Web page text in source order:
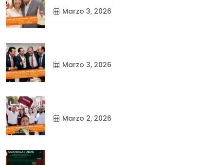
Marzo 3, 2026
Marzo 3, 2026
Marzo 2, 2026